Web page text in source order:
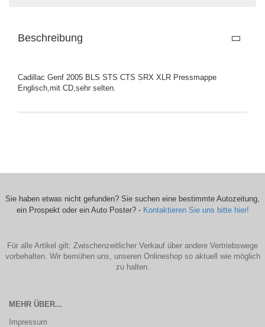
Beschreibung
Cadillac Genf 2005 BLS STS CTS SRX XLR Pressmappe
Englisch,mit CD,sehr selten.
Sie haben etwas nicht gefunden? Sie suchen eine bestimmte Autozeitung,
ein Prospekt oder ein Auto Poster? - Kontaktieren Sie uns bitte hier!
Für alle Artikel gilt: Zwischenzeitlicher Verkauf über andere Vertriebswege
vorbehalten. Wir bemühen uns, unseren Onlineshop so aktuell wie möglich
zu halten.
MEHR ÜBER...
Impressum